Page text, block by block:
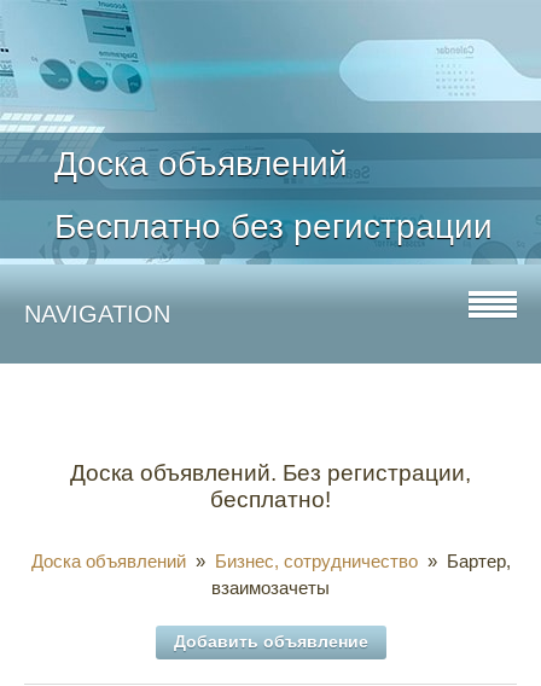
Доска объявлений
Бесплатно без регистрации
NAVIGATION
Доска объявлений. Без регистрации,
бесплатно!
Доска объявлений » Бизнес, сотрудничество » Бартер,
взаимозачеты
Добавить объявление